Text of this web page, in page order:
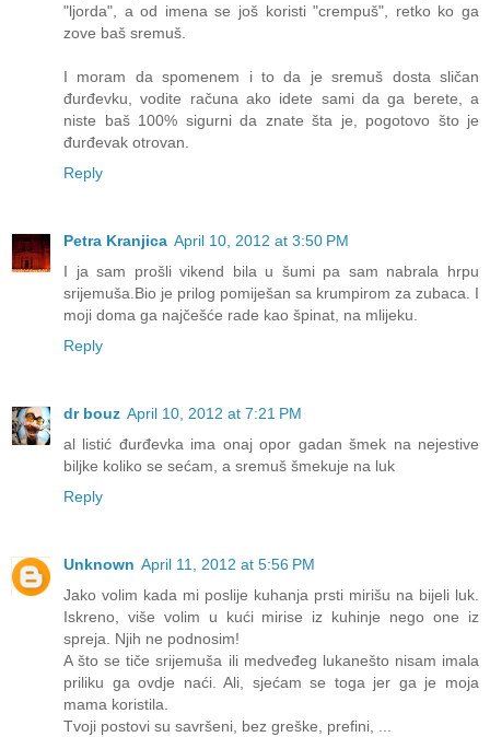
"ljorda", a od imena se još koristi "crempuš", retko ko ga
zove baš sremuš.
I moram da spomenem i to da je sremuš dosta sličan
đurđevku, vodite računa ako idete sami da ga berete, a
niste baš 100% sigurni da znate šta je, pogotovo što je
đurđevak otrovan.
Reply
Petra Kranjica April 10, 2012 at 3:50 PM
I ja sam prošli vikend bila u šumi pa sam nabrala hrpu
srijemuša.Bio je prilog pomiješan sa krumpirom za zubaca. I
moji doma ga najčešće rade kao špinat, na mlijeku.
Reply
dr bouz April 10, 2012 at 7:21 PM
al listić đurđevka ima onaj opor gadan šmek na nejestive
biljke koliko se sećam, a sremuš šmekuje na luk
Reply
Unknown April 11, 2012 at 5:56 PM
Jako volim kada mi poslije kuhanja prsti mirišu na bijeli luk.
Iskreno, više volim u kući mirise iz kuhinje nego one iz
spreja. Njih ne podnosim!
A što se tiče srijemuša ili medveđeg lukanešto nisam imala
priliku ga ovdje naći. Ali, sjećam se toga jer ga je moja
mama koristila.
Tvoji postovi su savršeni, bez greške, prefini, ...